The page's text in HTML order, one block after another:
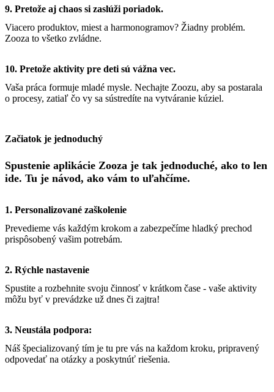
9. Pretože aj chaos si zaslúži poriadok.
Viacero produktov, miest a harmonogramov? Žiadny problém.
Zooza to všetko zvládne.
10. Pretože aktivity pre deti sú vážna vec.
Vaša práca formuje mladé mysle. Nechajte Zoozu, aby sa postarala
o procesy, zatiaľ čo vy sa sústredíte na vytváranie kúziel.
Začiatok je jednoduchý
Spustenie aplikácie Zooza je tak jednoduché, ako to len
ide. Tu je návod, ako vám to uľahčíme.
1. Personalizované zaškolenie
Prevedieme vás každým krokom a zabezpečíme hladký prechod
prispôsobený vašim potrebám.
2. Rýchle nastavenie
Spustite a rozbehnite svoju činnosť v krátkom čase - vaše aktivity
môžu byť v prevádzke už dnes či zajtra!
3. Neustála podpora:
Náš špecializovaný tím je tu pre vás na každom kroku, pripravený
odpovedať na otázky a poskytnúť riešenia.